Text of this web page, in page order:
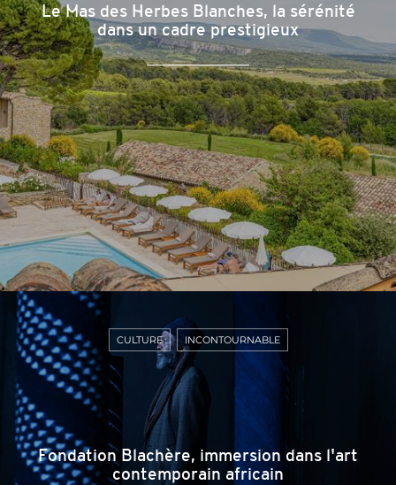
Le Mas des Herbes Blanches, la sérénité
dans un cadre prestigieux
Fondation Blachère, immersion dans l'art
contemporain africain
CULTURE INCONTOURNABLE